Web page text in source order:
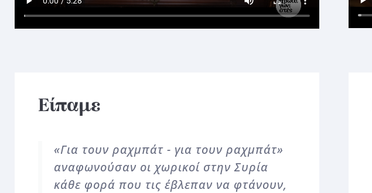
Είπαμε
«Για τουν ραχμπάτ - για τουν ραχμπάτ»
αναφωνούσαν οι χωρικοί στην Συρία
κάθε φορά που τις έβλεπαν να φτάνουν,